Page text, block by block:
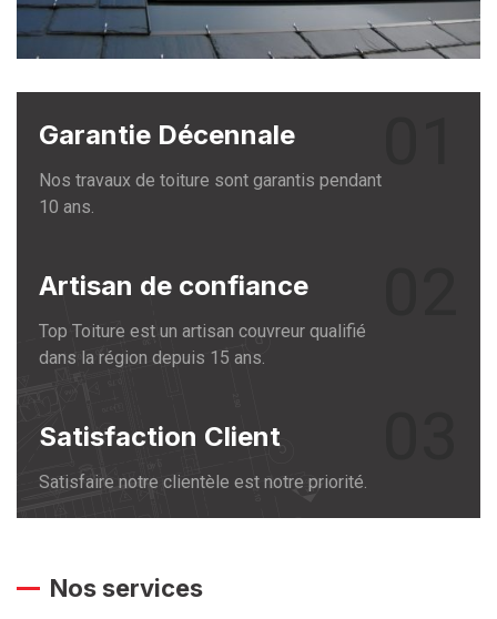
Garantie Décennale
Nos travaux de toiture sont garantis pendant
10 ans.
Artisan de confiance
Top Toiture est un artisan couvreur qualifié
dans la région depuis 15 ans.
Satisfaction Client
Satisfaire notre clientèle est notre priorité.
Nos services